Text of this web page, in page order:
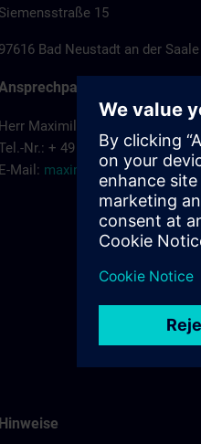
Siemensstraße 15
97616 Bad Neustadt an der Saale
Herr Maximilian Gapp
Nr.: + 49 (173) 3926469
E-Mail:
Hinweise